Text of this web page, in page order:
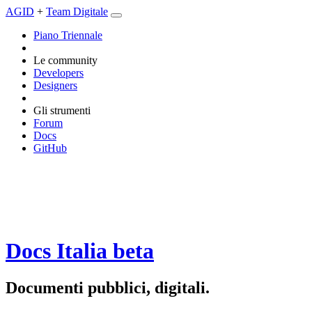
AGID + Team Digitale
Piano Triennale
Le community
Developers
Designers
Gli strumenti
Forum
Docs
GitHub
Docs Italia beta
Documenti pubblici, digitali.